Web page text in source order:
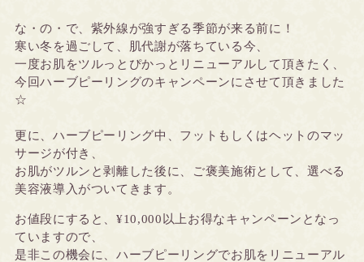
な・の・で、紫外線が強すぎる季節が来る前に！
寒い冬を過ごして、肌代謝が落ちている今、
一度お肌をツルっとぴかっとリニューアルして頂きたく、
今回ハーブピーリングのキャンペーンにさせて頂きました
☆
更に、ハーブピーリング中、フットもしくはヘットのマッ
サージが付き、
お肌がツルンと剥離した後に、ご褒美施術として、選べる
美容液導入がついてきます。
お値段にすると、¥10,000以上お得なキャンペーンとなっ
ていますので、
是非この機会に、ハーブピーリングでお肌をリニューアル